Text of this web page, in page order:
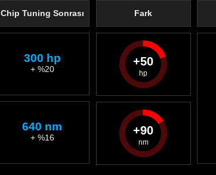
Chip Tuning Sonrası
300 hp
+ %20
640 nm
+ %16
Fark
50
90